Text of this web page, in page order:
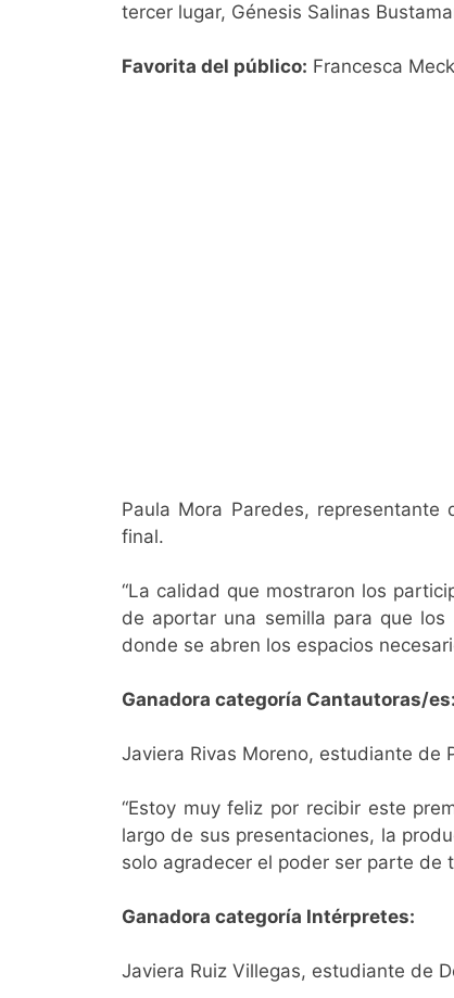
tercer lugar, Génesis Salinas
Favorita del público: Francesca
Paula Mora Paredes,
final.
“La calidad que mostraron los
de aportar una semilla para que
donde se abren los espacios
Ganadora categoría Cantautoras/es:
Javiera Rivas Moreno, estudiante de
“Estoy muy feliz por recibir este
largo de sus presentaciones, la
solo agradecer el poder ser parte de
Ganadora categoría Intérpretes:
Javiera Ruiz Villegas, estudiante de